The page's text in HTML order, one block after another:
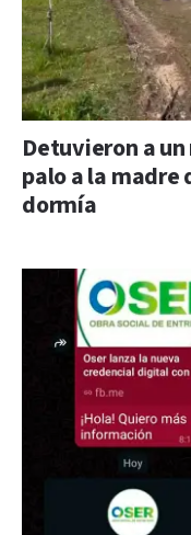
Detuvieron a
palo a la madre
dormía